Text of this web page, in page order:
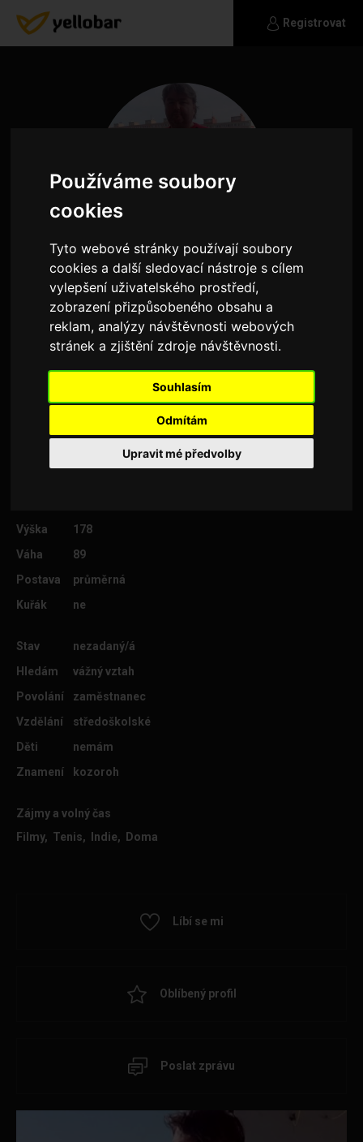
Používáme soubory
cookies
Tyto webové stránky používají soubory
cookies a další sledovací nástroje s cílem
vylepšení uživatelského prostředí,
zobrazení přizpůsobeného obsahu a
reklam, analýzy návštěvnosti webových
stránek a zjištění zdroje návštěvnosti.
Souhlasím
Odmítám
Upravit mé předvolby
Registrovat
19jnphb
Úplně normální chlap. Hledá něco co začne
pocity z dobrého kamarádství a porozumění. Kdy
časem přejde v ten nejhezčí vztah až do staří
Výška
178
Váha
89
Postava
průměrná
Kuřák
ne
Stav
nezadaný/á
Hledám
vážný vztah
Povolání
zaměstnanec
Vzdělání
středoškolské
Děti
nemám
Znamení
kozoroh
Zájmy a volný čas
Filmy, Tenis, Indie, Doma
Líbí se mi
Oblíbený profil
Poslat zprávu